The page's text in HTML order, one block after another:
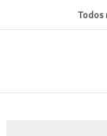
Todos